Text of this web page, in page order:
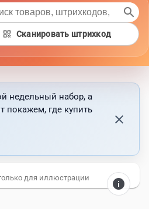
search
qr_code Сканировать штрихкод
недельный набор, а
где купить
close
info
для иллюстрации